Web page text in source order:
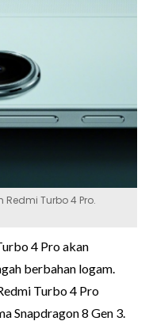
Redmi Turbo 4 Pro.
4 Pro akan
berbahan logam.
Turbo 4 Pro
Snapdragon 8 Gen 3.